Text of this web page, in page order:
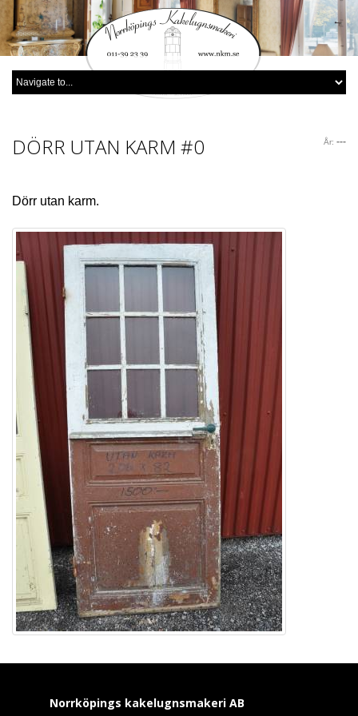
År: ---
DÖRR UTAN KARM #0
Dörr utan karm.
Norrköpings kakelugnsmakeri AB